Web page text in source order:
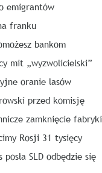
emigrantów
franku
bankom
mit „wyzwolicielski”
oranie lasów
przed komisję
zamknięcie fabryki
Rosji 31 tysięcy
posła SLD odbędzie się